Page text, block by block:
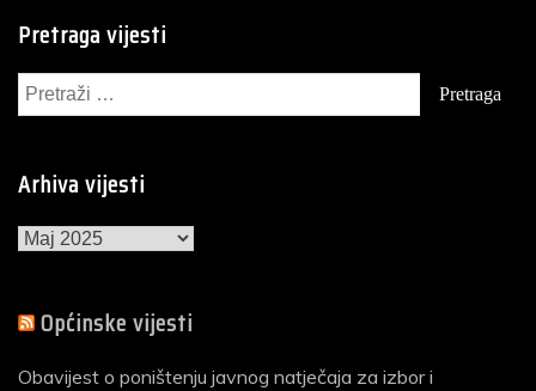
Pretraga vijesti
Pretraga:
Arhiva vijesti
Arhiva
Općinske vijesti
Obavijest o poništenju javnog natječaja za izbor i